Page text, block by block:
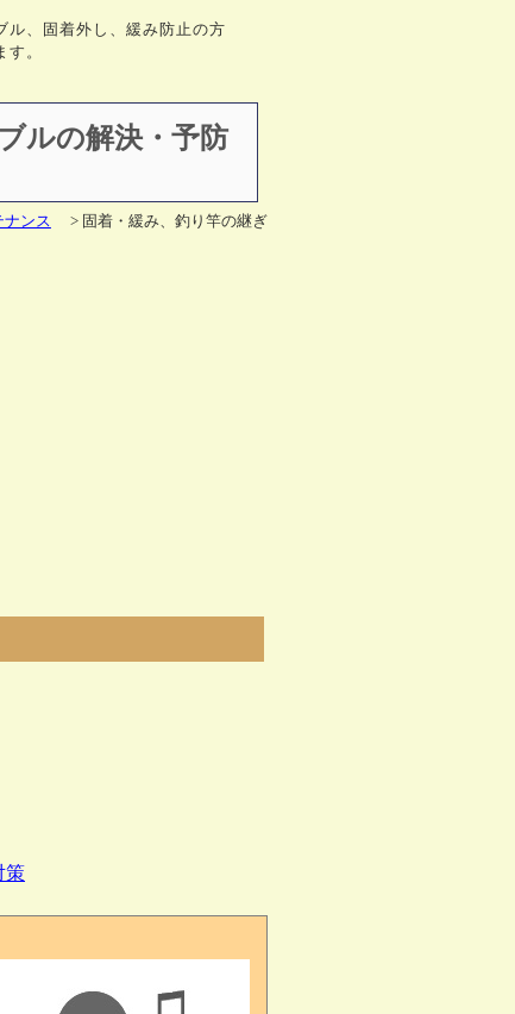
ル、固着外し、緩み防止の方
。
ルの解決・予防
ンス
> 固着・緩み、釣り竿の継ぎ
策